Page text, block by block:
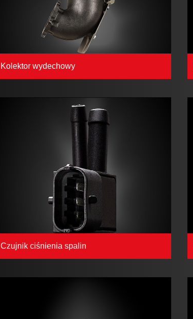
Kolektor wydechowy
Czujnik ciśnienia spalin